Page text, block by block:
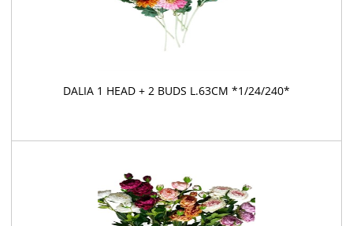
DALIA 1 HEAD + 2 BUDS L.63CM *1/24/240*